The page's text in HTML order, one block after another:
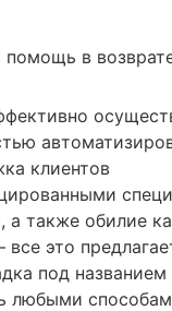
помощь в
клиентов
а также обилие
это
под
любыми